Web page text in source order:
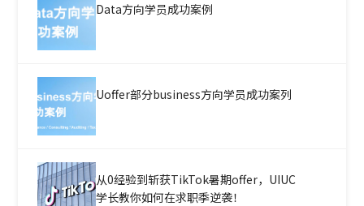
Data方向学员成功案例
Uoffer部分business方向学员成功案列
从0经验到斩获TikTok暑期offer，UIUC
学长教你如何在求职季逆袭！